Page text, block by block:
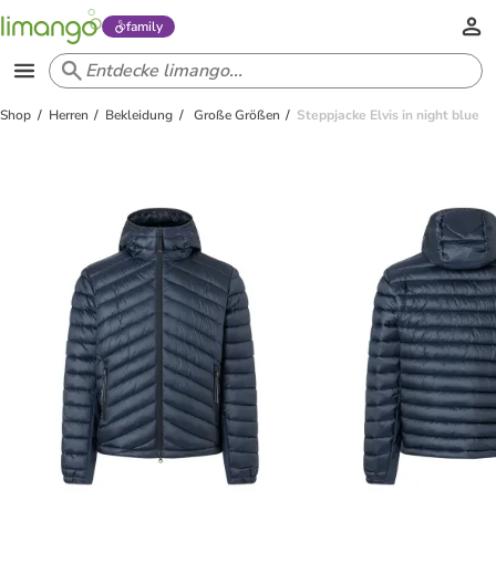
family
Shop Herren Bekleidung Große Größen Steppjacke Elvis in night blue